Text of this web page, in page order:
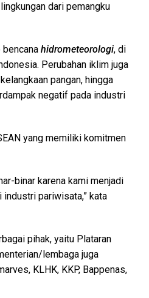
dari pemangku
hidrometeorologi, di
Perubahan iklim juga
pangan, hingga
negatif pada industri
yang memiliki komitmen
binar karena kami menjadi
pariwisata,” kata
pihak, yaitu Plataran
lembaga juga
KLHK, KKP, Bappenas,